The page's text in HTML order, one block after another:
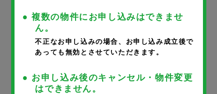
● 複数の物件にお申し込みはできませ
ん。
不正なお申し込みの場合、お申し込み成立後で
あっても無効とさせていただきます。
● お申し込み後のキャンセル・物件変更
はできません。